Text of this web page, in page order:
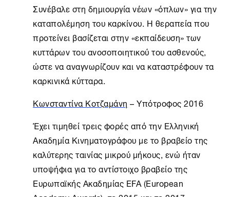
Συνέβαλε στη δημιουργία νέων «όπλων» για την
καταπολέμηση του καρκίνου. Η θεραπεία που
προτείνει βασίζεται στην «εκπαίδευση» των
κυττάρων του ανοσοποιητικού του ασθενούς,
ώστε να αναγνωρίζουν και να καταστρέφουν τα
καρκινικά κύτταρα.
Κωνσταντίνα Κοτζαμάνη – Υπότροφος 2016
Έχει τιμηθεί τρεις φορές από την Ελληνική
Ακαδημία Κινηματογράφου με το βραβείο της
καλύτερης ταινίας μικρού μήκους, ενώ ήταν
υποψήφια για το αντίστοιχο βραβείο της
Ευρωπαϊκής Ακαδημίας EFA (European